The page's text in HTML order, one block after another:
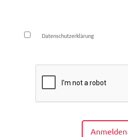
Datenschutzerklärunghabe ich zur
Anmelden